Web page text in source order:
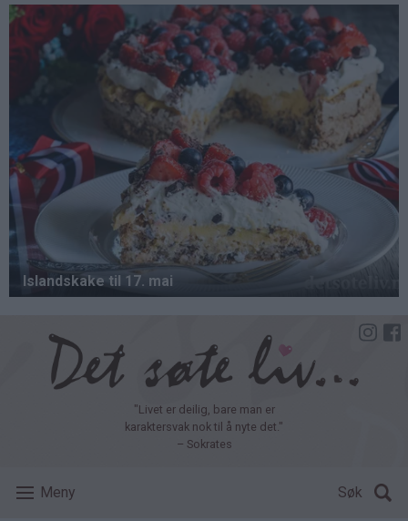
Hopp
hovedinnhold
"Livet er deilig, bare man er
karaktersvak nok til å nyte det."
– Sokrates
Meny Søk